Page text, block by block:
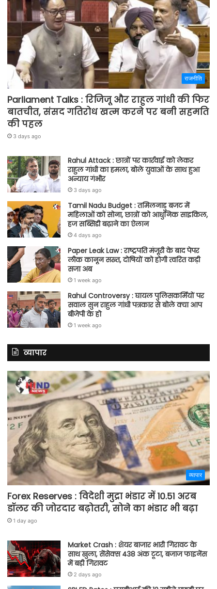
राजनीति
Parliament Talks : रिजिजू और राहुल गांधी की फिर
बातचीत, संसद गतिरोध खत्म करने पर बनी सहमति
की पहल
3 days ago
Rahul Attack : छात्रों पर कार्रवाई को लेकर
राहुल गांधी का हमला, बोले युवाओं के साथ हुआ
अन्याय गंभीर
3 days ago
Tamil Nadu Budget : तमिलनाडु बजट में
महिलाओं को सोना, छात्रों को आधुनिक साइकिल,
हज सब्सिडी बढ़ाने का ऐलान
4 days ago
Paper Leak Law : राष्ट्रपति मंजूरी के बाद पेपर
लीक कानून सख्त, दोषियों को होगी त्वरित कड़ी
सजा अब
1 week ago
Rahul Controversy : घायल पुलिसकर्मियों पर
सवाल सुन राहुल गांधी पत्रकार से बोले क्या आप
बीजेपी के हो
1 week ago
व्यापार
व्यापार
Forex Reserves : विदेशी मुद्रा भंडार में 10.51 अरब
डॉलर की जोरदार बढ़ोतरी, सोने का भंडार भी बढ़ा
1 day ago
Market Crash : शेयर बाजार भारी गिरावट के
साथ खुला, सेंसेक्स 438 अंक टूटा, बजाज फाइनेंस
में बड़ी गिरावट
2 days ago